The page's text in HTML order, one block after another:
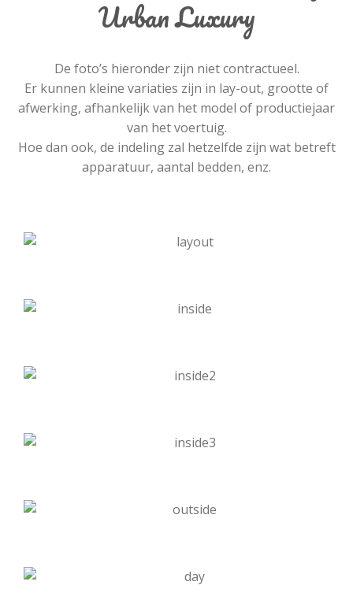
Urban Luxury
De foto’s hieronder zijn niet contractueel.
Er kunnen kleine variaties zijn in lay-out, grootte of
afwerking, afhankelijk van het model of productiejaar
van het voertuig.
Hoe dan ook, de indeling zal hetzelfde zijn wat betreft
apparatuur, aantal bedden, enz.